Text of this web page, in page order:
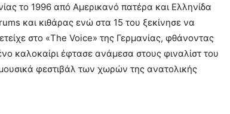
το 1996 από Αμερικανό πατέρα και Ελληνίδα
και κιθάρας ενώ στα 15 του ξεκίνησε να
στο «The Voice» της Γερμανίας, φθάνοντας
καλοκαίρι έφτασε ανάμεσα στους φιναλίστ του
φεστιβάλ των χωρών της ανατολικής